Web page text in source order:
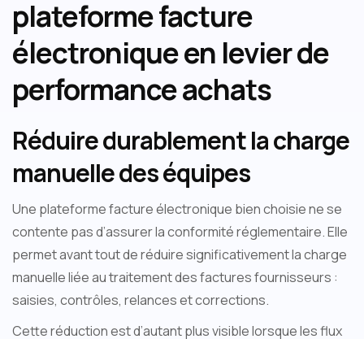
plateforme facture
électronique en levier de
performance achats
Réduire durablement la charge
manuelle des équipes
Une plateforme facture électronique bien choisie ne se
contente pas d’assurer la conformité réglementaire. Elle
permet avant tout de réduire significativement la charge
manuelle liée au traitement des factures fournisseurs :
saisies, contrôles, relances et corrections.
Cette réduction est d’autant plus visible lorsque les flux